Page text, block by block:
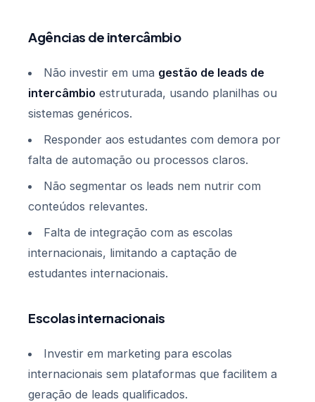
Agências de intercâmbio
Não investir em uma gestão de leads de
intercâmbio estruturada, usando planilhas ou
sistemas genéricos.
Responder aos estudantes com demora por
falta de automação ou processos claros.
Não segmentar os leads nem nutrir com
conteúdos relevantes.
Falta de integração com as escolas
internacionais, limitando a captação de
estudantes internacionais.
Escolas internacionais
Investir em marketing para escolas
internacionais sem plataformas que facilitem a
geração de leads qualificados.